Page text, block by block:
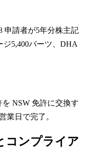
申請者が5年分株主記
5,400バーツ、DHA
NSW 免許に交換す
業日で完了。
コンプライア